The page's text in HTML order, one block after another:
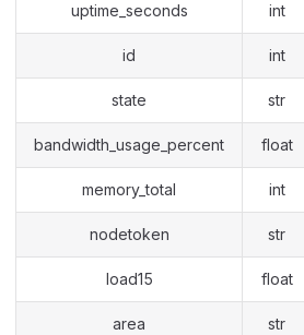
uptime_seconds int
id int
state str
bandwidth_usage_percent float
memory_total int
nodetoken str
load15 float
area str